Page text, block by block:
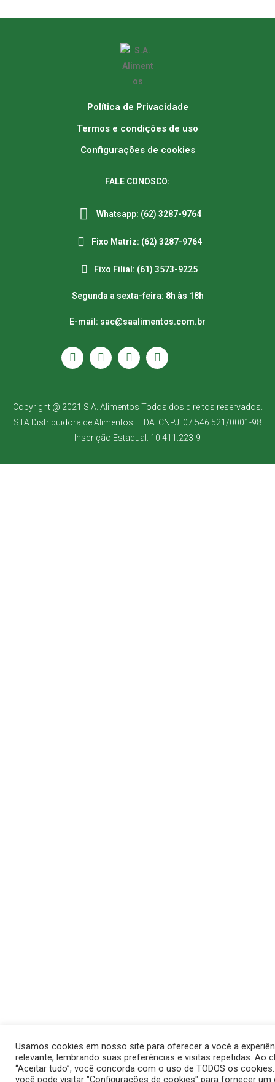
Política de Privacidade
Termos e condições de uso
Configurações de cookies
FALE CONOSCO:
Whatsapp: (62) 3287-9764
Fixo Matriz: (62) 3287-9764
Fixo Filial: (61) 3573-9225
Segunda a sexta-feira: 8h às 18h
E-mail: sac@saalimentos.com.br
Copyright @ 2021 S.A. Alimentos Todos dos direitos reservados.
STA Distribuidora de Alimentos LTDA. CNPJ: 07.546.521/0001-98
Inscrição Estadual: 10.411.223-9
Usamos cookies em nosso site para oferecer a você a
relevante, lembrando suas preferências e visitas repetidas. Ao
“Aceitar tudo”, você concorda com o uso de TODOS os
você pode visitar "Configurações de cookies" para fornecer